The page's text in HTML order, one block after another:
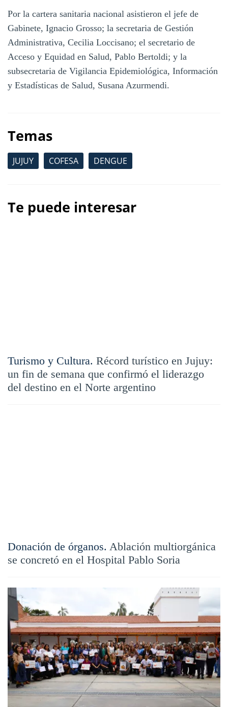
Por la cartera sanitaria nacional asistieron el jefe de
Gabinete, Ignacio Grosso; la secretaria de Gestión
Administrativa, Cecilia Loccisano; el secretario de
Acceso y Equidad en Salud, Pablo Bertoldi; y la
subsecretaria de Vigilancia Epidemiológica, Información
y Estadísticas de Salud, Susana Azurmendi.
Temas
JUJUY COFESA DENGUE
Te puede interesar
Turismo y Cultura. Récord turístico en Jujuy:
un fin de semana que confirmó el liderazgo
del destino en el Norte argentino
Donación de órganos. Ablación multiorgánica
se concretó en el Hospital Pablo Soria